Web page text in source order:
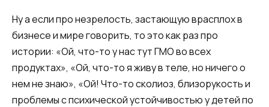
Ну а если про незрелость, застающую врасплох в
бизнесе и мире говорить, то это как раз про
истории: «Ой, что-то у нас тут ГМО во всех
продуктах», «Ой, что-то я живу в теле, но ничего о
нем не знаю», «Ой! Что-то сколиоз, близорукость и
проблемы с психической устойчивостью у детей по